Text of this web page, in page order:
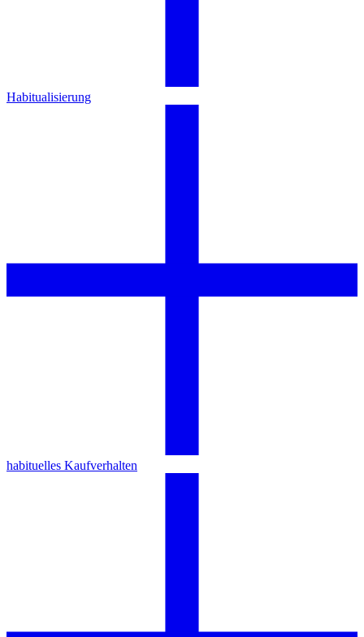
Habitualisierung
habituelles Kaufverhalten